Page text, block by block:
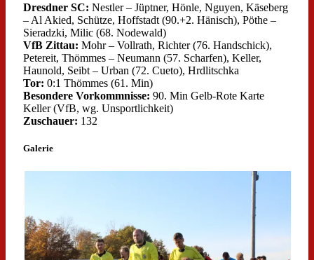
Dresdner SC: Nestler – Jüptner, Hönle, Nguyen, Käseberg
– Al Akied, Schütze, Hoffstadt (90.+2. Hänisch), Pöthe –
Sieradzki, Milic (68. Nodewald)
VfB Zittau: Mohr – Vollrath, Richter (76. Handschick),
Petereit, Thömmes – Neumann (57. Scharfen), Keller,
Haunold, Seibt – Urban (72. Cueto), Hrdlitschka
Tor: 0:1 Thömmes (61. Min)
Besondere Vorkommnisse: 90. Min Gelb-Rote Karte
Keller (VfB, wg. Unsportlichkeit)
Zuschauer: 132
Galerie